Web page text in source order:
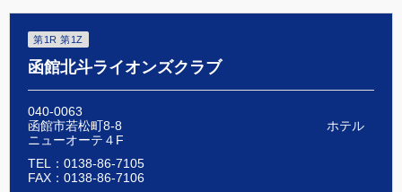
第1R 第1Z
函館北斗ライオンズクラブ
040-0063
函館市若松町8-8 ホテル
ニューオーテ４F
TEL：0138-86-7105
FAX：0138-86-7106